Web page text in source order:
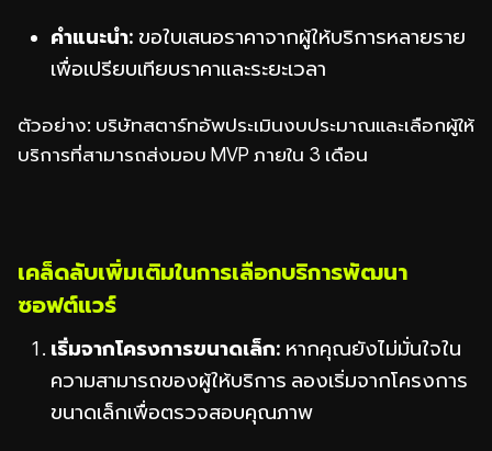
คำแนะนำ: ขอใบเสนอราคาจากผู้ให้บริการหลายราย
เพื่อเปรียบเทียบราคาและระยะเวลา
ตัวอย่าง: บริษัทสตาร์ทอัพประเมินงบประมาณและเลือกผู้ให้
บริการที่สามารถส่งมอบ MVP ภายใน 3 เดือน
เคล็ดลับเพิ่มเติมในการเลือกบริการพัฒนา
ซอฟต์แวร์
เริ่มจากโครงการขนาดเล็ก: หากคุณยังไม่มั่นใจใน
ความสามารถของผู้ให้บริการ ลองเริ่มจากโครงการ
ขนาดเล็กเพื่อตรวจสอบคุณภาพ